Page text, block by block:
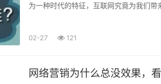
为一种时代的特征，互联网究竟为我们带
02-27 121
网络营销为什么总没效果，